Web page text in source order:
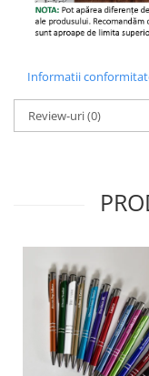
Informatii
Review-uri(0)